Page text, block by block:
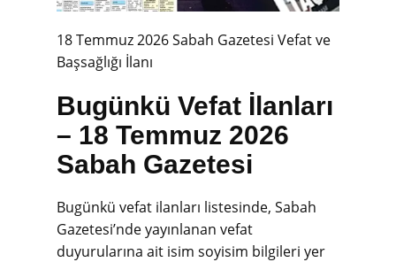
18 Temmuz 2026 Sabah Gazetesi Vefat ve
Başsağlığı İlanı
Bugünkü Vefat İlanları
– 18 Temmuz 2026
Sabah Gazetesi
Bugünkü vefat ilanları listesinde, Sabah
Gazetesi’nde yayınlanan vefat
duyurularına ait isim soyisim bilgileri yer